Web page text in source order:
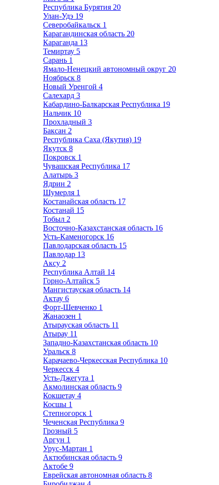
Республика Бурятия 20
Улан-Удэ 19
Северобайкальск 1
Карагандинская область 20
Караганда 13
Темиртау 5
Сарань 1
Ямало-Ненецкий автономный округ 20
Ноябрьск 8
Новый Уренгой 4
Салехард 3
Кабардино-Балкарская Республика 19
Нальчик 10
Прохладный 3
Баксан 2
Республика Саха (Якутия) 19
Якутск 8
Покровск 1
Чувашская Республика 17
Алатырь 3
Ядрин 2
Шумерля 1
Костанайская область 17
Костанай 15
Тобыл 2
Восточно-Казахстанская область 16
Усть-Каменогорск 16
Павлодарская область 15
Павлодар 13
Аксу 2
Республика Алтай 14
Горно-Алтайск 5
Мангистауская область 14
Актау 6
Форт-Шевченко 1
Жанаозен 1
Атырауская область 11
Атырау 11
Западно-Казахстанская область 10
Уральск 8
Карачаево-Черкесская Республика 10
Черкесск 4
Усть-Джегута 1
Акмолинская область 9
Кокшетау 4
Косшы 1
Степногорск 1
Чеченская Республика 9
Грозный 5
Аргун 1
Урус-Мартан 1
Актюбинская область 9
Актобе 9
Еврейская автономная область 8